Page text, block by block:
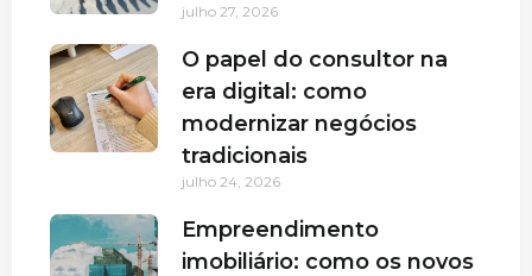
julho 27, 2026
O papel do consultor na
era digital: como
modernizar negócios
tradicionais
julho 24, 2026
Empreendimento
imobiliário: como os novos